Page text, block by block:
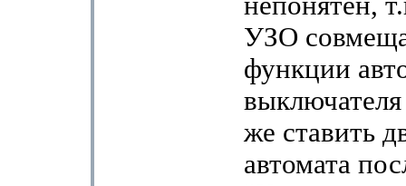
УЗО
функции
же ставить
автомата